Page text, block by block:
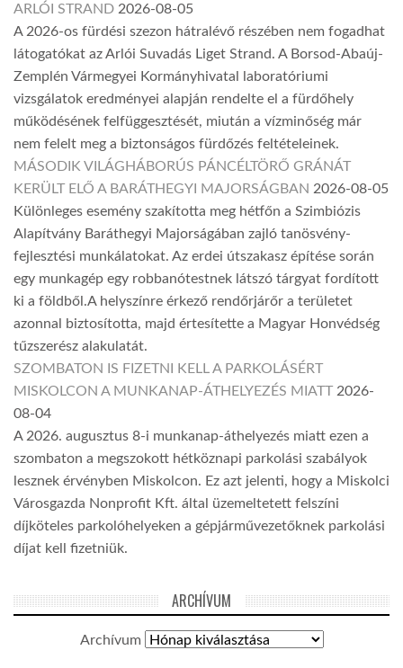
ARLÓI STRAND 2026-08-05
A 2026-os fürdési szezon hátralévő részében nem fogadhat
látogatókat az Arlói Suvadás Liget Strand. A Borsod-Abaúj-
Zemplén Vármegyei Kormányhivatal laboratóriumi
vizsgálatok eredményei alapján rendelte el a fürdőhely
működésének felfüggesztését, miután a vízminőség már
nem felelt meg a biztonságos fürdőzés feltételeinek.
MÁSODIK VILÁGHÁBORÚS PÁNCÉLTÖRŐ GRÁNÁT
KERÜLT ELŐ A BARÁTHEGYI MAJORSÁGBAN 2026-08-05
Különleges esemény szakította meg hétfőn a Szimbiózis
Alapítvány Baráthegyi Majorságában zajló tanösvény-
fejlesztési munkálatokat. Az erdei útszakasz építése során
egy munkagép egy robbanótestnek látszó tárgyat fordított
ki a földből.A helyszínre érkező rendőrjárőr a területet
azonnal biztosította, majd értesítette a Magyar Honvédség
tűzszerész alakulatát.
SZOMBATON IS FIZETNI KELL A PARKOLÁSÉRT
MISKOLCON A MUNKANAP-ÁTHELYEZÉS MIATT 2026-
08-04
A 2026. augusztus 8-i munkanap-áthelyezés miatt ezen a
szombaton a megszokott hétköznapi parkolási szabályok
lesznek érvényben Miskolcon. Ez azt jelenti, hogy a Miskolci
Városgazda Nonprofit Kft. által üzemeltetett felszíni
díjköteles parkolóhelyeken a gépjárművezetőknek parkolási
díjat kell fizetniük.
ARCHÍVUM
Archívum